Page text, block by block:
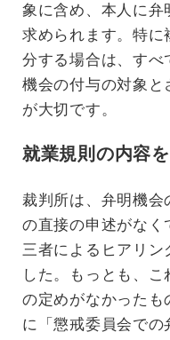
象に含め、本人に弁
求められます。特に
分する場合は、すべ
機会の付与の対象と
が大切です。
就業規則の内容
裁判所は、弁明機会
の直接の申述がなく
三者によるヒアリン
した。もっとも、
の定めがなかったも
に「懲戒委員会での